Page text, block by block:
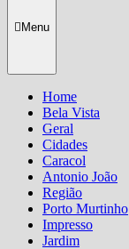
Menu
Home
Bela Vista
Geral
Cidades
Caracol
Antonio João
Região
Porto Murtinho
Impresso
Jardim